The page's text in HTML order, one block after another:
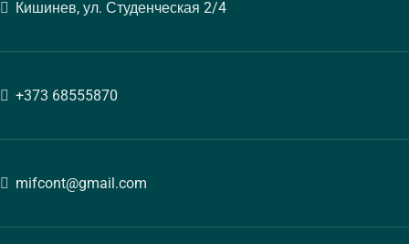
Кишинев, ул. Студенческая 2/4
+373 68555870
mifcont@gmail.com